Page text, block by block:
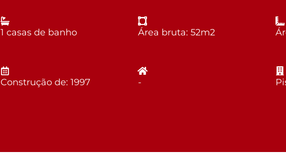
1 casas de banho Área bruta: 52m2
Construção de: 1997 -